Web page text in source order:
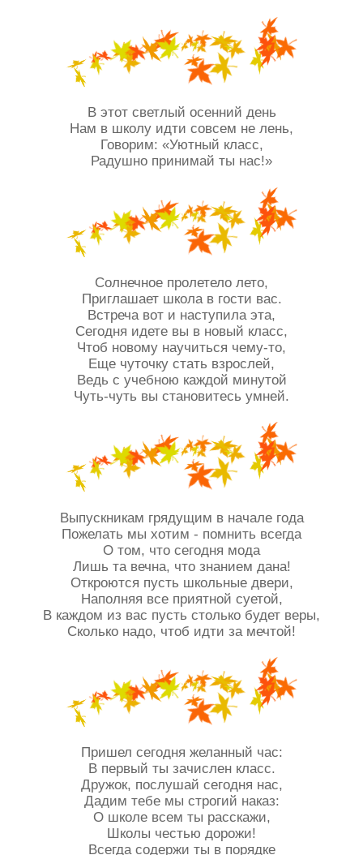
В этот светлый осенний день
Нам в школу идти совсем не лень,
Говорим: «Уютный класс,
Радушно принимай ты нас!»
Солнечное пролетело лето,
Приглашает школа в гости вас.
Встреча вот и наступила эта,
Сегодня идете вы в новый класс,
Чтоб новому научиться чему-то,
Еще чуточку стать взрослей,
Ведь с учебною каждой минутой
Чуть-чуть вы становитесь умней.
Выпускникам грядущим в начале года
Пожелать мы хотим - помнить всегда
О том, что сегодня мода
Лишь та вечна, что знанием дана!
Откроются пусть школьные двери,
Наполняя все приятной суетой,
В каждом из вас пусть столько будет веры,
Сколько надо, чтоб идти за мечтой!
Пришел сегодня желанный час:
В первый ты зачислен класс.
Дружок, послушай сегодня нас,
Дадим тебе мы строгий наказ:
О школе всем ты расскажи,
Школы честью дорожи!
Всегда содержи ты в порядке